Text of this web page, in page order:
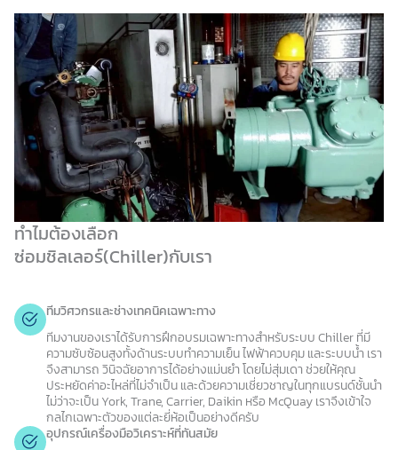
ทำไมต้องเลือก
ซ่อมชิลเลอร์(Chiller)กับเรา
ทีมวิศวกรและช่างเทคนิคเฉพาะทาง
ทีมงานของเราได้รับการฝึกอบรมเฉพาะทางสำหรับระบบ Chiller ที่มี
ความซับซ้อนสูงทั้งด้านระบบทำความเย็น ไฟฟ้าควบคุม และระบบน้ำ เรา
จึงสามารถ วินิจฉัยอาการได้อย่างแม่นยำ โดยไม่สุ่มเดา ช่วยให้คุณ
ประหยัดค่าอะไหล่ที่ไม่จำเป็น และด้วยความเชี่ยวชาญในทุกแบรนด์ชั้นนำ
ไม่ว่าจะเป็น York, Trane, Carrier, Daikin หรือ McQuay เราจึงเข้าใจ
กลไกเฉพาะตัวของแต่ละยี่ห้อเป็นอย่างดีครับ
อุปกรณ์เครื่องมือวิเคราะห์ที่ทันสมัย